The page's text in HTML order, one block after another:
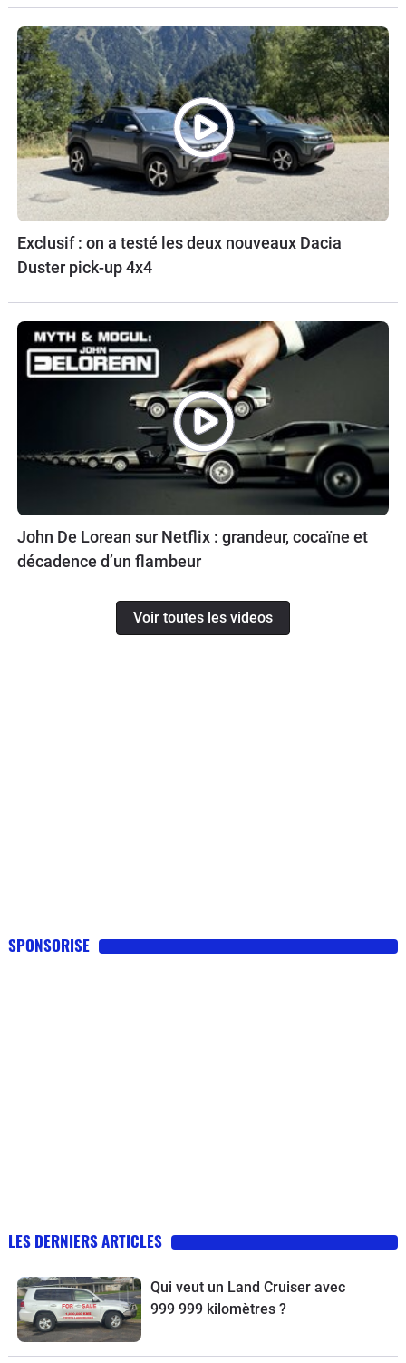
Exclusif : on a testé les deux nouveaux Dacia
Duster pick-up 4x4
John De Lorean sur Netflix : grandeur, cocaïne et
décadence d’un flambeur
Voir toutes les videos
SPONSORISE
LES DERNIERS ARTICLES
Qui veut un Land Cruiser avec
999 999 kilomètres ?